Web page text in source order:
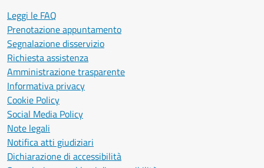
Leggi le FAQ
Prenotazione appuntamento
Segnalazione disservizio
Richiesta assistenza
Amministrazione trasparente
Informativa privacy
Cookie Policy
Social Media Policy
Note legali
Notifica atti giudiziari
Dichiarazione di accessibilità